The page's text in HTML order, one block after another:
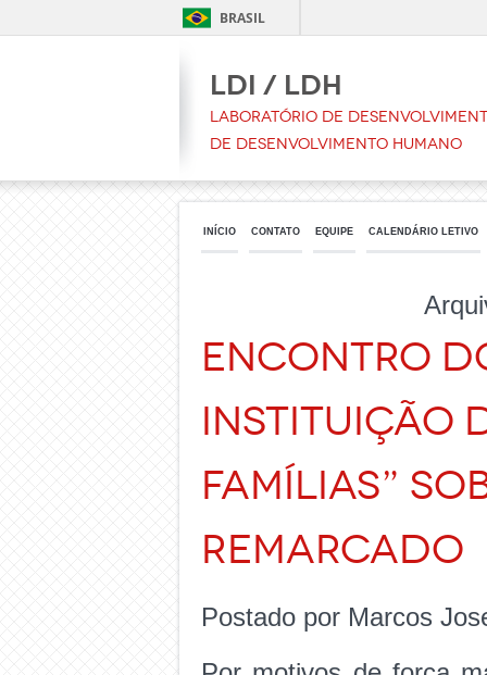
BRASIL
LDI / LDH
Laboratório de
de Desenvolvimento Humano
INÍCIO CONTATO EQUIPE CALENDÁRIO LETIVO
Encontro
Instituição
Famílias”
remarcado
Postado por Marcos